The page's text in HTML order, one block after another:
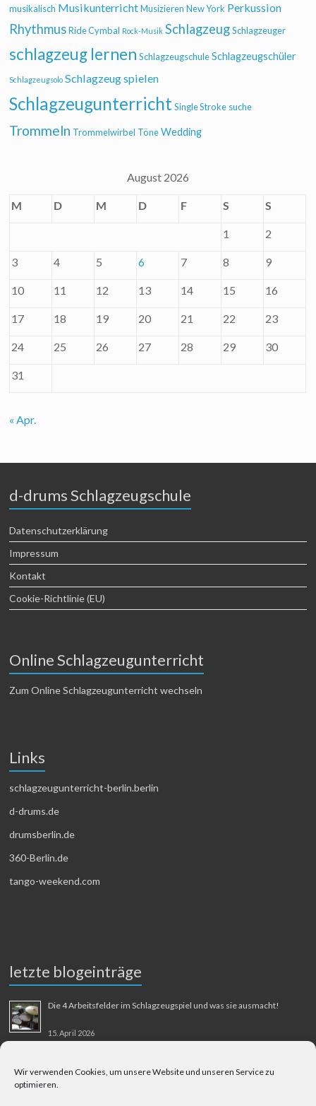
Wir verwenden Cookies, um unsere Website und unseren Service zu
optimieren.
musikalisch Musikunterricht Musizieren New York Perkussion
Rhythmus Ride Cymbal Rock-Musik Schlagzeug Schlagzeuger
schlagzeug lernen Schlagzeugschule Schlagzeugschüler
Schlagzeugsolo Schlagzeug spielen
Schlagzeugunterricht Single Stroke suche
Trommeln Trommelwirbel Töne Wedding
August 2026
M D M D F S S
1 2
3 4 5 6 7 8 9
10 11 12 13 14 15 16
17 18 19 20 21 22 23
24 25 26 27 28 29 30
31
« Apr.
d-drums Schlagzeugschule
Datenschutzerklärung
Impressum
Kontakt
Cookie-Richtlinie (EU)
Online Schlagzeugunterricht
Zum Online Schlagzeugunterricht wechseln
Links
schlagzeugunterricht-berlin.berlin
d-drums.de
drumsberlin.de
360-Berlin.de
tango-weekend.com
letzte blogeinträge
Die 4 Arbeitsfelder im Schlagzeugspiel und was sie ausmacht!
15. April 2026
31. August 2025